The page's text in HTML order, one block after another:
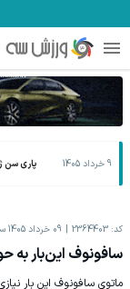
9 خرداد 1405 پاری سن
کد: 2364403 09 خرداد 1405 ساعت 23:27
سافونوف این‌بار به
ماتوی سافونوف این بار